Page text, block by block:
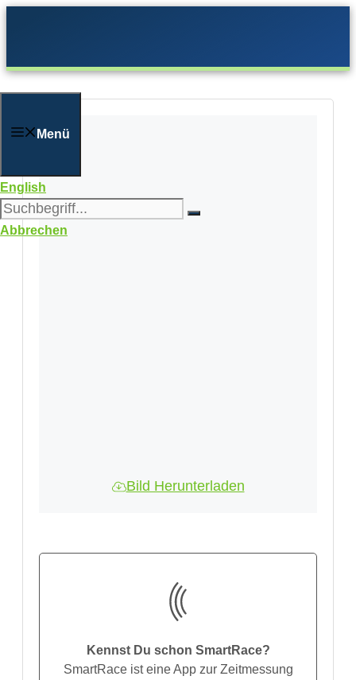
Menü
English
Abbrechen
Bild Herunterladen
Kennst Du schon SmartRace?
SmartRace ist eine App zur Zeitmessung